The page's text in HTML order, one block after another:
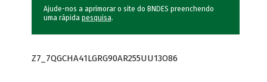
Ajude-nos a aprimorar o site do BNDES preenchendo
uma rápida pesquisa.
Z7_7QGCHA41LGRG90AR255UU13O86